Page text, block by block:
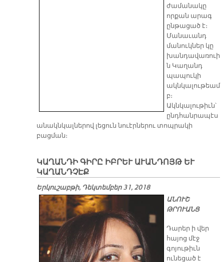
ժամանակը
որքան արագ
ընթացած է։
Մանաւանդ
մանուկներ կը
խանդավառուի
ն Կաղանդ
պապուկի
ակնկալութեամ
բ։
Ակնկալութիւն՝
ընդհանրապէս
անակնկալներով լեցուն նուէրներու տոպրակի
բացման։
ԿԱՂԱՆԴԻ ԳԻՐԸ ԻԲՐԵՒ ԱՒԱՆԴՈՅԹ ԵՒ
ԿԱՂԱՆԴՉԷՔ
Երկուշաբթի, Դեկտեմբեր 31, 2018
ԱՆՈՒՇ
ԹՐՈՒԱՆՑ
Դարեր ի վեր
հայոց մէջ
գոյութիւն
ունեցած է